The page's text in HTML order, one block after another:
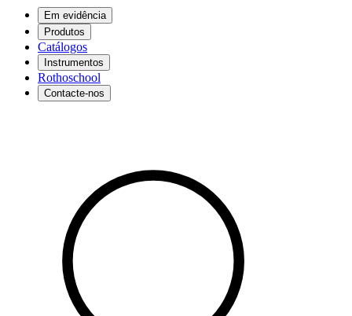
Em evidência
Produtos
Catálogos
Instrumentos
Rothoschool
Contacte-nos